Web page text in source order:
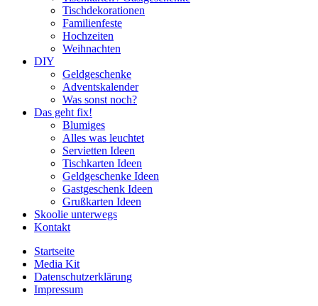
Tischdekorationen
Familienfeste
Hochzeiten
Weihnachten
DIY
Geldgeschenke
Adventskalender
Was sonst noch?
Das geht fix!
Blumiges
Alles was leuchtet
Servietten Ideen
Tischkarten Ideen
Geldgeschenke Ideen
Gastgeschenk Ideen
Grußkarten Ideen
Skoolie unterwegs
Kontakt
Startseite
Media Kit
Datenschutzerklärung
Impressum